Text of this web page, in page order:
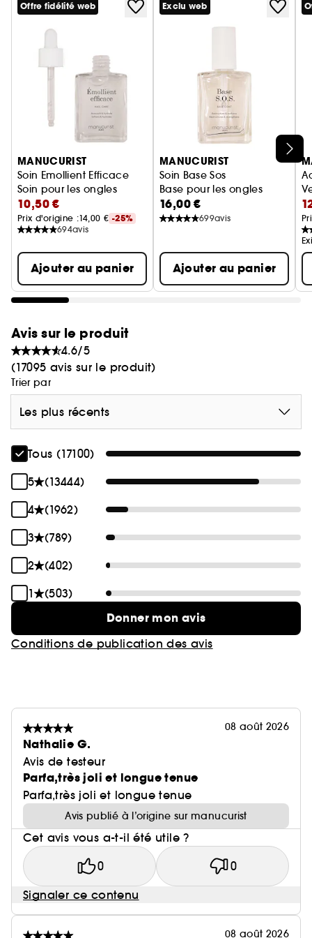
Offre fidélité web
MANUCURIST
Soin Emollient Efficace
Soin pour les ongles
10,50 €
Prix d'origine :14,00 € -25%
694avis
Ajouter au panier
Exclu web
MANUCURIST
Soin Base Sos
Base pour les ongles
16,00 €
699avis
Ajouter au panier
Avis sur le produit
4.6/5
(17095 avis sur le produit)
Trier par
Les plus récents
Tous (17100)
5
(13444)
4
(1962)
3
(789)
2
(402)
1
(503)
Donner mon avis
Conditions de publication des avis
08 août 2026
Nathalie G.
Avis de testeur
Parfa,très joli et longue tenue
Parfa,très joli et longue tenue
Avis publié à l’origine sur manucurist
Cet avis vous a-t-il été utile ?
0 0
Signaler ce contenu
08 août 2026